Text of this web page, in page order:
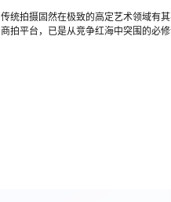
传统拍摄固然在极致的高定艺术领域有
商拍平台，已是从竞争红海中突围的必修